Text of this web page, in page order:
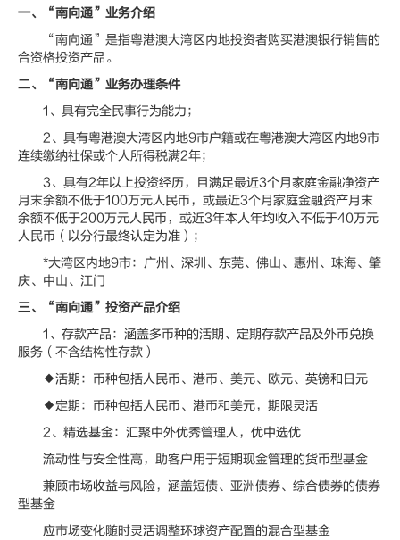
一、“南向通”业务介绍
“南向通”是指粤港澳大湾区内地投资者购买港澳银行销售的
合资格投资产品。
二、“南向通”业务办理条件
1、具有完全民事行为能力；
2、具有粤港澳大湾区内地9市户籍或在粤港澳大湾区内地9市
连续缴纳社保或个人所得税满2年；
3、具有2年以上投资经历，且满足最近3个月家庭金融净资产
月末余额不低于100万元人民币，或最近3个月家庭金融资产月末
余额不低于200万元人民币，或近3年本人年均收入不低于40万元
人民币（以分行最终认定为准）；
*大湾区内地9市：广州、深圳、东莞、佛山、惠州、珠海、肇
庆、中山、江门
三、“南向通”投资产品介绍
1、存款产品：涵盖多币种的活期、定期存款产品及外币兑换
服务（不含结构性存款）
◆活期：币种包括人民币、港币、美元、欧元、英镑和日元
◆定期：币种包括人民币、港币和美元，期限灵活
2、精选基金：汇聚中外优秀管理人，优中选优
流动性与安全性高，助客户用于短期现金管理的货币型基金
兼顾市场收益与风险，涵盖短债、亚洲债券、综合债券的债券
型基金
应市场变化随时灵活调整环球资产配置的混合型基金